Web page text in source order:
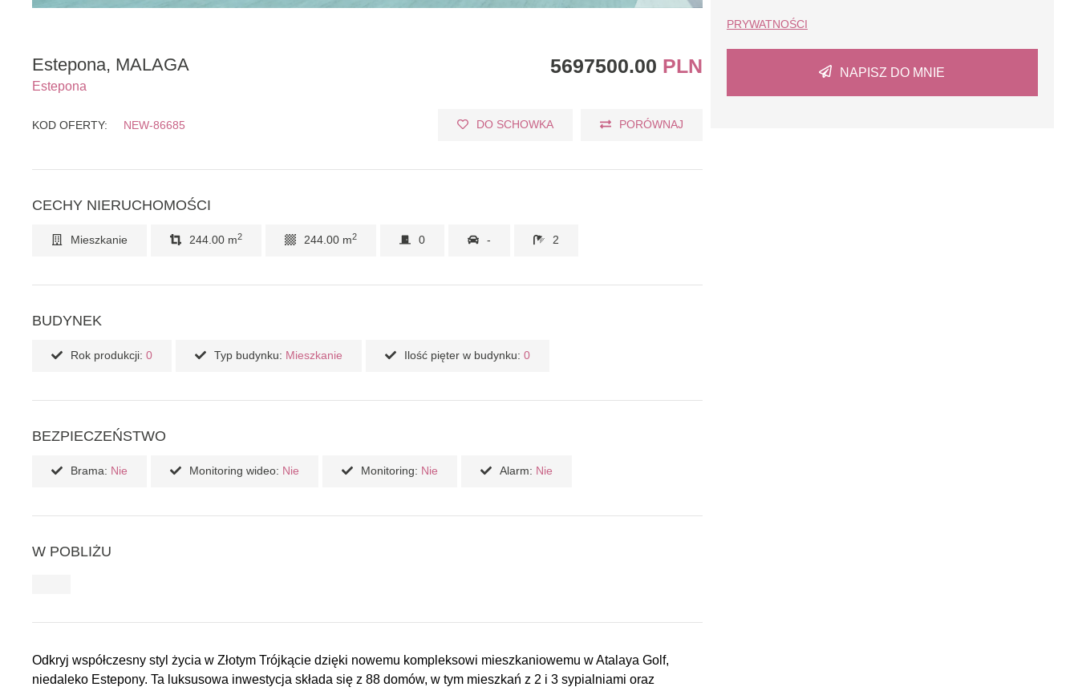
PRYWATNOŚCI
NAPISZ DO MNIE
Estepona, MALAGA 5697500.00 PLN
Estepona
KOD OFERTY: NEW-86685 DO SCHOWKA PORÓWNAJ
CECHY NIERUCHOMOŚCI
Mieszkanie 244.00 m2 244.00 m2 0 - 2
BUDYNEK
Rok produkcji: 0 Typ budynku: Mieszkanie Ilość pięter w budynku: 0
BEZPIECZEŃSTWO
Brama: Nie Monitoring wideo: Nie Monitoring: Nie Alarm: Nie
W POBLIŻU
Odkryj współczesny styl życia w Złotym Trójkącie dzięki nowemu kompleksowi mieszkaniowemu w Atalaya Golf,
niedaleko Estepony. Ta luksusowa inwestycja składa się z 88 domów, w tym mieszkań z 2 i 3 sypialniami oraz